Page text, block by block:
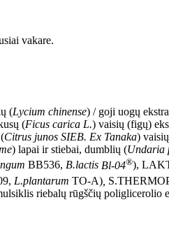
vakare.
(Lycium chinense) / goji uogų
(Ficus carica L.) vaisių (figų)
Citrus junos SIEB. Ex Tanaka)
) lapai ir stiebai, dumblių (Undaria
BB536, B.lactis Bl-04®),
L.plantarum TO-A)
riebalų rūgščių poliglicerolio